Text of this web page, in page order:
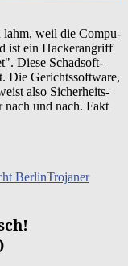
lahm, weil die Com­pu­
ist ein Hacker­an­griff
Die­se Schad­soft­
Die Gerichts­soft­ware,
also Sicher­heits­
nach und nach. Fakt
BerlinTrojaner